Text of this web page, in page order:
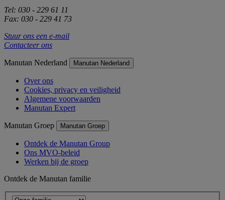
Tel: 030 - 229 61 11
Fax: 030 - 229 41 73
Stuur ons een e-mail
Contacteer ons
Manutan Nederland Manutan Nederland
Over ons
Cookies, privacy en veiligheid
Algemene voorwaarden
Manutan Expert
Manutan Groep Manutan Groep
Ontdek de Manutan Group
Ons MVO-beleid
Werken bij de groep
Ontdek de Manutan familie